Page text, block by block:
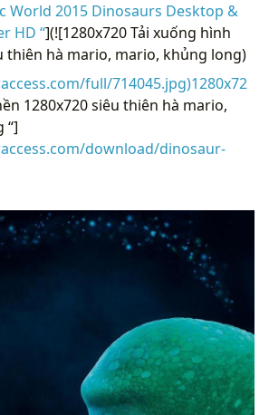
World 2015 Dinosaurs Desktop &
HD “](![1280x720 Tải xuống hình
thiên hà mario, mario, khủng long)
full/714045.jpg)1280x72
1280x720 siêu thiên hà mario,
“]
download/dinosaur-